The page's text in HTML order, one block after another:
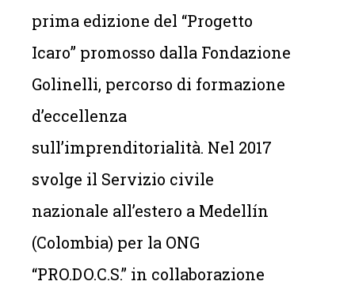
prima edizione del “Progetto
Icaro” promosso dalla Fondazione
Golinelli, percorso di formazione
d’eccellenza
sull’imprenditorialità. Nel 2017
svolge il Servizio civile
nazionale all’estero a Medellín
(Colombia) per la ONG
“PRO.DO.C.S.” in collaborazione